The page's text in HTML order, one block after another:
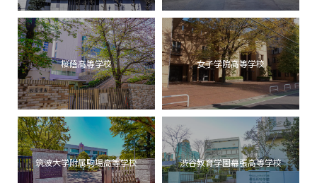
桜蔭高等学校 女子学院高等学校
筑波大学附属駒場高等学校 渋谷教育学園幕張高等学校